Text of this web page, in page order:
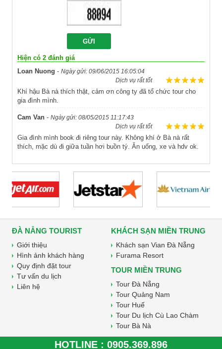
Hiện có 2 đánh giá
Loan Nuong - Ngày gửi: 09/06/2015 16:05:04
Dịch vụ rất tốt
Khí hậu Bà nà thích thật, cảm ơn công ty đã tổ chức tour cho
gia đình mình.
Cam Van - Ngày gửi: 08/05/2015 11:17:43
Dịch vụ rất tốt
Gia đình mình book đi riêng tour này. Không khí ở Bà nà rất
thích, mặc dù đi giữa tuần hơi buồn tý. Ăn uống, xe và hdv ok.
ĐÀ NẴNG TOURIST
Giới thiệu
Hình ảnh khách hàng
Quy định đặt tour
Tư vấn du lịch
Liên hệ
KHÁCH SẠN MIỀN TRUNG
Khách sạn Vian Đà Nẵng
Furama Resort
TOUR MIỀN TRUNG
Tour Đà Nẵng
Tour Quảng Nam
Tour Huế
Tour Du lịch Cù Lao Chàm
Tour Bà Nà
HOTLINE : 0905.369.896